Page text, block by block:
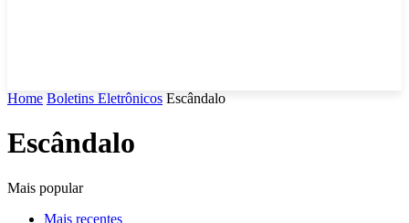
Home Boletins Eletrônicos Escândalo
Escândalo
Mais popular
Mais recentes